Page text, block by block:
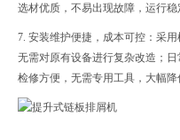
选材优质，不易出现故障，运行稳
7. 安装维护便捷，成本可控：采
无需对原有设备进行复杂改造；
检修方便，无需专用工具，大幅降